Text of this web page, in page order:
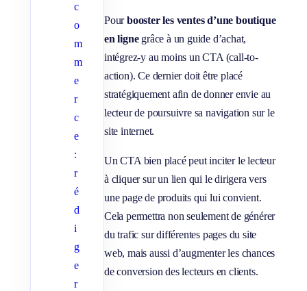
c
o
m
m
e
r
c
e
:
r
é
d
i
g
e
r
Pourbooster les ventes d’une boutique
en lignegrâce à un guide d’achat,
intégrez-y au moins un CTA (call-to-
action). Ce dernier doit être placé
stratégiquement afin de donner envie au
lecteur de poursuivre sa navigation sur le
site internet.
Un CTA bien placé peut inciter le lecteur
à cliquer sur un lien qui le dirigera vers
une page de produits qui lui convient.
Cela permettra non seulement de générer
du trafic sur différentes pages du site
web, mais aussi d’augmenter les chances
de conversion des lecteurs en clients.